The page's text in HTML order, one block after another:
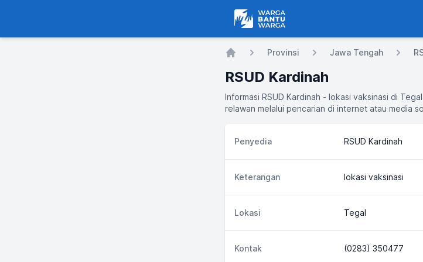
Warga Bantu Warga
Provinsi Jawa Tengah
RSUD Kardinah
Informasi RSUD Kardinah - lokasi vaksinasi di
relawan melalui pencarian di internet atau media
Penyedia RSUD Kardinah
Keterangan lokasi vaksinasi
Lokasi Tegal
Kontak (0283) 350477